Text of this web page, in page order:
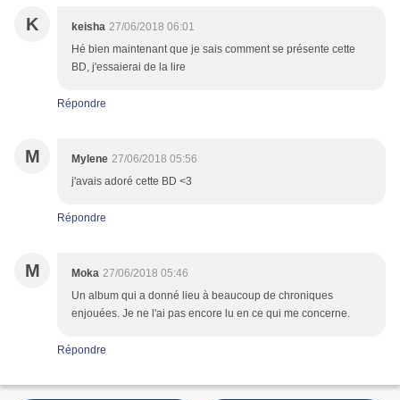
K keisha 27/06/2018 06:01
Hé bien maintenant que je sais comment se présente cette
BD, j'essaierai de la lire
Répondre
M Mylene 27/06/2018 05:56
j'avais adoré cette BD <3
Répondre
M Moka 27/06/2018 05:46
Un album qui a donné lieu à beaucoup de chroniques
enjouées. Je ne l'ai pas encore lu en ce qui me concerne.
Répondre